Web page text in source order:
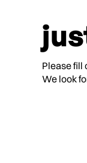
Please fill
We look